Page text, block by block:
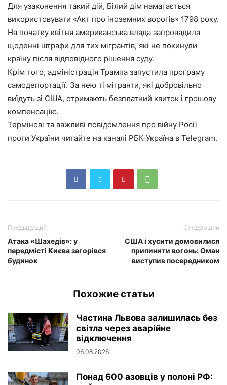
Для узаконення такий дій, Білий дім намагається
використовувати «Акт про іноземних ворогів» 1798 року.
На початку квітня американська влада запровадила
щоденні штрафи для тих мігрантів, які не покинули
країну після відповідного рішення суду.
Крім того, адміністрація Трампа запустила програму
самодепортації. За нею ті мігранти, які добровільно
виїдуть зі США, отримають безплатний квиток і грошову
компенсацію.
Термінові та важливі повідомлення про війну Росії
проти України читайте на каналі РБК-Україна в Telegram.
Предыдущий
Атака «Шахедів»: у
передмісті Києва загорівся
будинок
Следующий
США і хусити домовилися
припинити вогонь: Оман
виступив посередником
Похожие статьи
Частина Львова залишилась без
світла через аварійне
відключення
06.08.2026
Понад 600 азовців у полоні РФ: